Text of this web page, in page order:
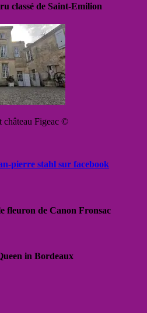
classé de Saint-Emilion
château Figeac ©
pierre stahl sur facebook
fleuron de Canon Fronsac
in Bordeaux